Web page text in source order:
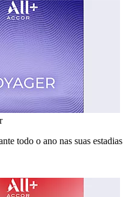
todo o ano nas suas estadias